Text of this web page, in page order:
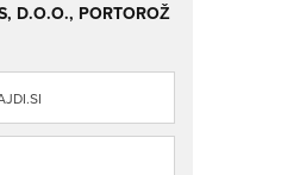
D.O.O., PORTOROŽ